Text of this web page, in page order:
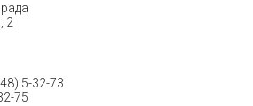
2
5-32-73
75